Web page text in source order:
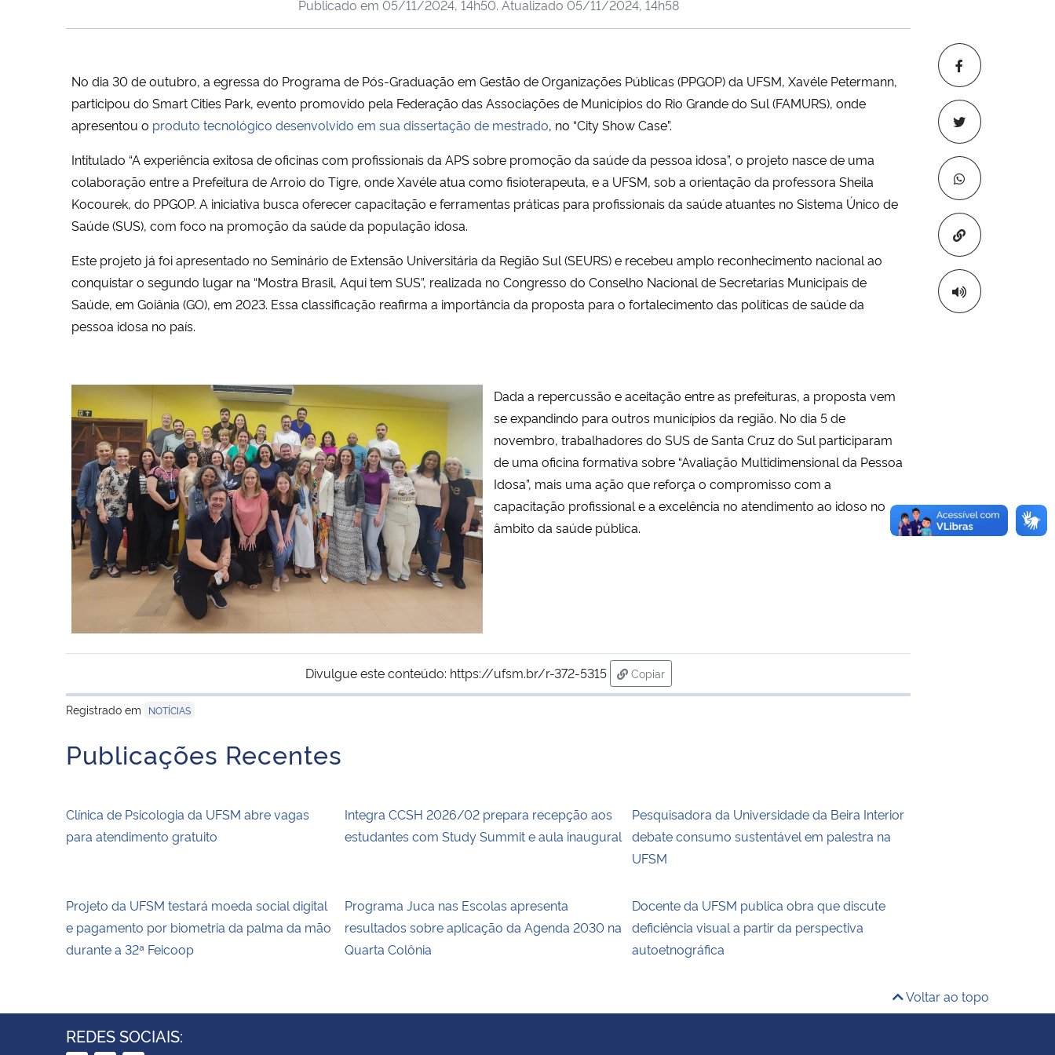
Copiar para
Publicado em 05/11/2024, 14h50. Atualizado 05/11/2024, 14h58
No dia 30 de outubro, a egressa do Programa de Pós-Graduação em Gestão de Organizações Públicas (PPGOP) da UFSM, Xavéle Petermann,
participou do Smart Cities Park, evento promovido pela Federação das Associações de Municípios do Rio Grande do Sul (FAMURS), onde
apresentou o produto tecnológico desenvolvido em sua dissertação de mestrado, no “City Show Case”.
Intitulado “A experiência exitosa de oficinas com profissionais da APS sobre promoção da saúde da pessoa idosa”, o projeto nasce de uma
colaboração entre a Prefeitura de Arroio do Tigre, onde Xavéle atua como fisioterapeuta, e a UFSM, sob a orientação da professora Sheila
Kocourek, do PPGOP. A iniciativa busca oferecer capacitação e ferramentas práticas para profissionais da saúde atuantes no Sistema Único de
Saúde (SUS), com foco na promoção da saúde da população idosa.
Este projeto já foi apresentado no Seminário de Extensão Universitária da Região Sul (SEURS) e recebeu amplo reconhecimento nacional ao
conquistar o segundo lugar na “Mostra Brasil, Aqui tem SUS”, realizada no Congresso do Conselho Nacional de Secretarias Municipais de
Saúde, em Goiânia (GO), em 2023. Essa classificação reafirma a importância da proposta para o fortalecimento das políticas de saúde da
pessoa idosa no país.
Dada a repercussão e aceitação entre as prefeituras, a proposta vem
se expandindo para outros municípios da região. No dia 5 de
novembro, trabalhadores do SUS de Santa Cruz do Sul participaram
de uma oficina formativa sobre “Avaliação Multidimensional da Pessoa
Idosa”, mais uma ação que reforça o compromisso com a
capacitação profissional e a excelência no atendimento ao idoso no
âmbito da saúde pública.
Divulgue este conteúdo: https://ufsm.br/r-372-5315
Copiar
para área de transferência
Registrado em
NOTÍCIAS
Publicações Recentes
Clínica de Psicologia da UFSM abre vagas
para atendimento gratuito
Integra CCSH 2026/02 prepara recepção aos
estudantes com Study Summit e aula inaugural
Pesquisadora da Universidade da Beira Interior
debate consumo sustentável em palestra na
UFSM
Projeto da UFSM testará moeda social digital
e pagamento por biometria da palma da mão
durante a 32ª Feicoop
Programa Juca nas Escolas apresenta
resultados sobre aplicação da Agenda 2030 na
Quarta Colônia
Docente da UFSM publica obra que discute
deficiência visual a partir da perspectiva
autoetnográfica
Voltar ao topo
REDES SOCIAIS: